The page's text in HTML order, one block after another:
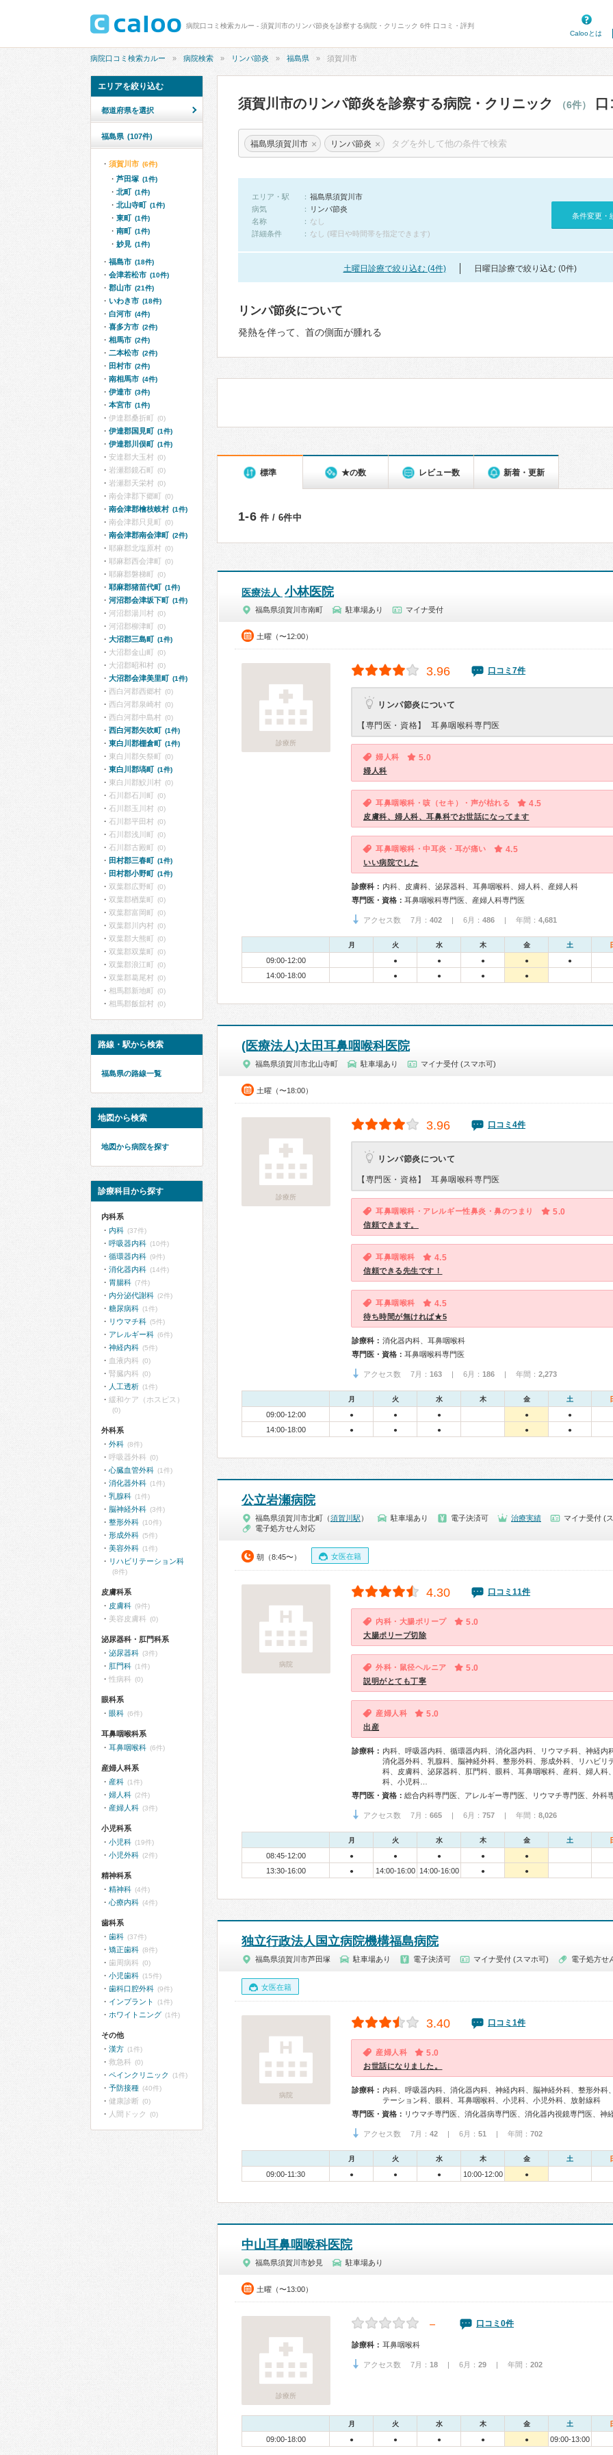
病院口コミ検索カルー - 須賀川市のリンパ節炎を診察する病院・クリニック 6件 口コミ・評判
Calooとは
病院口コミ検索カルー 病院検索 リンパ節炎 福島県 須賀川市
須賀川市のリンパ節炎を診察する病院・クリニック （6件）
福島県須賀川市 × リンパ節炎 ×
エリア・駅
福島県須賀川市
病気
リンパ節炎
名称
なし
詳細条件
なし (曜日や時間帯を指定できます)
条件変更・
土曜日診療で絞り込む (4件) 日曜日診療で絞り込む (0件)
リンパ節炎について
発熱を伴って、首の側面が腫れる
標準 ★の数 レビュー数 新着・更新
1-6 件 / 6件中
医療法人 小林医院
福島県須賀川市南町 駐車場あり マイナ受付
土曜（〜12:00）
診療所
3.96 口コミ7件
リンパ節炎について
【専門医・資格】 耳鼻咽喉科専門医
婦人科 5.0
婦人科
耳鼻咽喉科・咳（セキ）・声が枯れる 4.5
皮膚科、婦人科、耳鼻科でお世話になってます
耳鼻咽喉科・中耳炎・耳が痛い 4.5
いい病院でした
診療科： 内科、皮膚科、泌尿器科、耳鼻咽喉科、婦人科、産婦人科
専門医・資格： 耳鼻咽喉科専門医、産婦人科専門医
アクセス数 7月： 402 | 6月： 486 | 年間： 4,681
月 火 水 木 金 土
09:00-12:00 ● ● ● ● ●
14:00-18:00 ● ● ● ●
(医療法人)太田耳鼻咽喉科医院
福島県須賀川市北山寺町 駐車場あり マイナ受付 (スマホ可)
土曜（〜18:00）
診療所
3.96 口コミ4件
リンパ節炎について
【専門医・資格】 耳鼻咽喉科専門医
耳鼻咽喉科・アレルギー性鼻炎・鼻のつまり 5.0
信頼できます。
耳鼻咽喉科 4.5
信頼できる先生です！
耳鼻咽喉科 4.5
待ち時間が無ければ★5
診療科： 消化器内科、耳鼻咽喉科
専門医・資格： 耳鼻咽喉科専門医
アクセス数 7月： 163 | 6月： 186 | 年間： 2,273
月 火 水 木 金 土
09:00-12:00 ● ● ● ● ●
14:00-18:00 ● ● ● ● ●
公立岩瀬病院
福島県須賀川市北町（須賀川駅 ） 駐車場あり 電子決済可 治療実績
マイナ受付 (
電子処方せん対応
朝（8:45〜） 女医在籍
病院
4.30 口コミ11件
内科・大腸ポリープ 5.0
大腸ポリープ切除
外科・鼠径ヘルニア 5.0
説明がとても丁寧
産婦人科 5.0
出産
診療科： 内科、呼吸器内科、循環器内科、消化器内科、リウマチ科、神経内
消化器外科、乳腺科、脳神経外科、整形外科、形成外科、リハビリ
科、皮膚科、泌尿器科、肛門科、眼科、耳鼻咽喉科、産科、婦人科
科、小児科…
専門医・資格：
アクセス数 7月： 665 | 6月： 757 | 年間： 8,026
月 火 水 木 金 土
08:45-12:00 ● ● ● ● ●
13:30-16:00 ● 14:00-16:00 14:00-16:00 ● ●
独立行政法人国立病院機構福島病院
福島県須賀川市芦田塚 駐車場あり 電子決済可 マイナ受付 (スマホ可) 電子処方せ
女医在籍
病院
3.40 口コミ1件
産婦人科 5.0
お世話になりました。
診療科： 内科、呼吸器内科、消化器内科、神経内科、脳神経外科、整形外科
テーション科、眼科、耳鼻咽喉科、小児科、小児外科、放射線科
専門医・資格：
アクセス数 7月： 42 | 6月： 51 | 年間： 702
月 火 水 木 金 土
09:00-11:30 ● ● ● 10:00-12:00 ●
中山耳鼻咽喉科医院
福島県須賀川市妙見 駐車場あり
土曜（〜13:00）
診療所
－ 口コミ0件
診療科： 耳鼻咽喉科
アクセス数 7月： 18 | 6月： 29 | 年間： 202
月 火 水 木 金 土
09:00-18:00 ● ● ● ● ● 09:00-13:00
エリアを絞り込む
都道府県を選択
福島県 (107件)
須賀川市 (6件)
芦田塚 (1件)
北町 (1件)
北山寺町 (1件)
東町 (1件)
南町 (1件)
妙見 (1件)
福島市 (18件)
会津若松市 (10件)
郡山市 (21件)
いわき市 (18件)
白河市 (4件)
喜多方市 (2件)
相馬市 (2件)
二本松市 (2件)
田村市 (2件)
南相馬市 (4件)
伊達市 (3件)
本宮市 (1件)
伊達郡桑折町 (0)
伊達郡国見町 (1件)
伊達郡川俣町 (1件)
安達郡大玉村 (0)
岩瀬郡鏡石町 (0)
岩瀬郡天栄村 (0)
南会津郡下郷町 (0)
南会津郡檜枝岐村 (1件)
南会津郡只見町 (0)
南会津郡南会津町 (2件)
耶麻郡北塩原村 (0)
耶麻郡西会津町 (0)
耶麻郡磐梯町 (0)
耶麻郡猪苗代町 (1件)
河沼郡会津坂下町 (1件)
河沼郡湯川村 (0)
河沼郡柳津町 (0)
大沼郡三島町 (1件)
大沼郡金山町 (0)
大沼郡昭和村 (0)
大沼郡会津美里町 (1件)
西白河郡西郷村 (0)
西白河郡泉崎村 (0)
西白河郡中島村 (0)
西白河郡矢吹町 (1件)
東白川郡棚倉町 (1件)
東白川郡矢祭町 (0)
東白川郡塙町 (1件)
東白川郡鮫川村 (0)
石川郡石川町 (0)
石川郡玉川村 (0)
石川郡平田村 (0)
石川郡浅川町 (0)
石川郡古殿町 (0)
田村郡三春町 (1件)
田村郡小野町 (1件)
双葉郡広野町 (0)
双葉郡楢葉町 (0)
双葉郡富岡町 (0)
双葉郡川内村 (0)
双葉郡大熊町 (0)
双葉郡双葉町 (0)
双葉郡浪江町 (0)
双葉郡葛尾村 (0)
相馬郡新地町 (0)
相馬郡飯舘村 (0)
路線・駅から検索
福島県の路線一覧
地図から検索
地図から病院を探す
診療科目から探す
内科系
内科 (37件)
呼吸器内科 (10件)
循環器内科 (9件)
消化器内科 (14件)
胃腸科 (7件)
内分泌代謝科 (2件)
糖尿病科 (1件)
リウマチ科 (5件)
アレルギー科 (6件)
神経内科 (5件)
血液内科 (0)
腎臓内科 (0)
人工透析 (1件)
緩和ケア（ホスピス）
(0)
外科系
外科 (8件)
呼吸器外科 (0)
心臓血管外科 (1件)
消化器外科 (1件)
乳腺科 (1件)
脳神経外科 (3件)
整形外科 (10件)
形成外科 (5件)
美容外科 (1件)
リハビリテーション科
(8件)
皮膚科系
皮膚科 (9件)
美容皮膚科 (0)
泌尿器科・肛門科系
泌尿器科 (3件)
肛門科 (1件)
性病科 (0)
眼科系
眼科 (6件)
耳鼻咽喉科系
耳鼻咽喉科 (6件)
産婦人科系
産科 (1件)
婦人科 (2件)
産婦人科 (3件)
小児科系
小児科 (19件)
小児外科 (2件)
精神科系
精神科 (4件)
心療内科 (4件)
歯科系
歯科 (37件)
矯正歯科 (8件)
歯周病科 (0)
小児歯科 (15件)
歯科口腔外科 (9件)
インプラント (1件)
ホワイトニング (1件)
その他
漢方 (1件)
救急科 (0)
ペインクリニック (1件)
予防接種 (40件)
健康診断 (0)
人間ドック (0)